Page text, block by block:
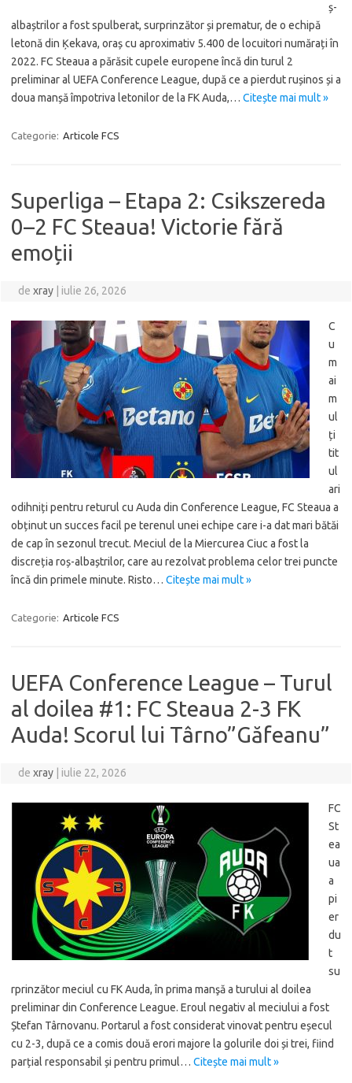
ș-
albaștrilor a fost spulberat, surprinzător și prematur, de o echipă
letonă din Ķekava, oraș cu aproximativ 5.400 de locuitori numărați în
2022. FC Steaua a părăsit cupele europene încă din turul 2
preliminar al UEFA Conference League, după ce a pierdut rușinos și a
doua manșă împotriva letonilor de la FK Auda,… Citește mai mult »
Categorie: Articole FCS
Superliga – Etapa 2: Csikszereda
0–2 FC Steaua! Victorie fără
emoții
de xray iulie 26, 2026
C
u
m
ai
m
ul
ți
tit
ul
ari
odihniți pentru returul cu Auda din Conference League, FC Steaua a
obținut un succes facil pe terenul unei echipe care i-a dat mari bătăi
de cap în sezonul trecut. Meciul de la Miercurea Ciuc a fost la
discreția roș-albaștrilor, care au rezolvat problema celor trei puncte
încă din primele minute. Risto… Citește mai mult »
Categorie: Articole FCS
UEFA Conference League – Turul
al doilea #1: FC Steaua 2-3 FK
Auda! Scorul lui Târno”Găfeanu”
de xray iulie 22, 2026
FC
St
ea
ua
a
pi
er
du
t
su
rprinzător meciul cu FK Auda, în prima manşă a turului al doilea
preliminar din Conference League. Eroul negativ al meciului a fost
Ștefan Târnovanu. Portarul a fost considerat vinovat pentru eșecul
cu 2-3, după ce a comis două erori majore la golurile doi și trei, fiind
parțial responsabil și pentru primul… Citește mai mult »